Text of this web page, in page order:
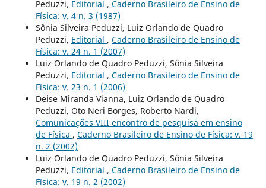
Peduzzi, Editorial , Caderno Brasileiro de Ensino de
Física: v. 4 n. 3 (1987)
Sônia Silveira Peduzzi, Luiz Orlando de Quadro
Peduzzi, Editorial , Caderno Brasileiro de Ensino de
Física: v. 24 n. 1 (2007)
Luiz Orlando de Quadro Peduzzi, Sônia Silveira
Peduzzi, Editorial , Caderno Brasileiro de Ensino de
Física: v. 23 n. 1 (2006)
Deise Miranda Vianna, Luiz Orlando de Quadro
Peduzzi, Oto Neri Borges, Roberto Nardi,
Comunicações VIII encontro de pesquisa em ensino
de Física , Caderno Brasileiro de Ensino de Física: v. 19
n. 2 (2002)
Luiz Orlando de Quadro Peduzzi, Sônia Silveira
Peduzzi, Editorial , Caderno Brasileiro de Ensino de
Física: v. 19 n. 2 (2002)